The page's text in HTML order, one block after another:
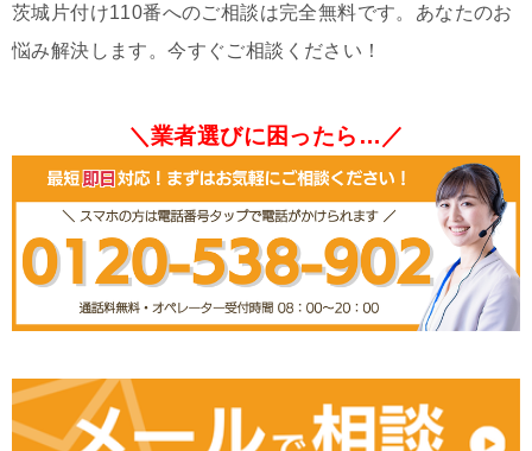
茨城片付け110番へのご相談は完全無料です。あなたのお
悩み解決します。今すぐご相談ください！
＼業者選びに困ったら…／